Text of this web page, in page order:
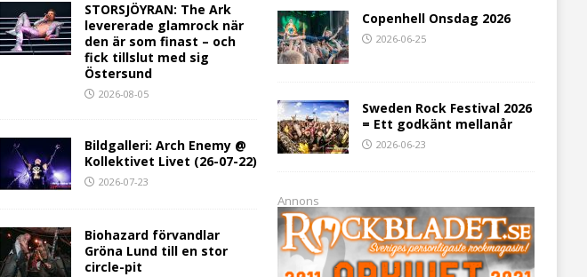
STORSJÖYRAN: The Ark
levererade glamrock när
den är som finast – och
fick tillslut med sig
Östersund
2026-08-05
Bildgalleri: Arch Enemy @
Kollektivet Livet (26-07-22)
2026-07-23
Biohazard förvandlar
Gröna Lund till en stor
circle-pit
Copenhell Onsdag 2026
2026-06-25
Sweden Rock Festival 2026
= Ett godkänt mellanår
2026-06-23
Annons